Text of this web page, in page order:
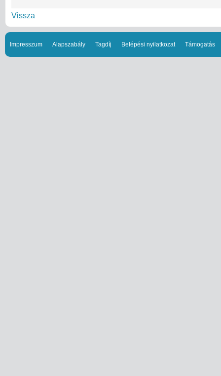
Vissza
Impresszum Alapszabály Tagdíj Belépési nyilatkozat Támogatás